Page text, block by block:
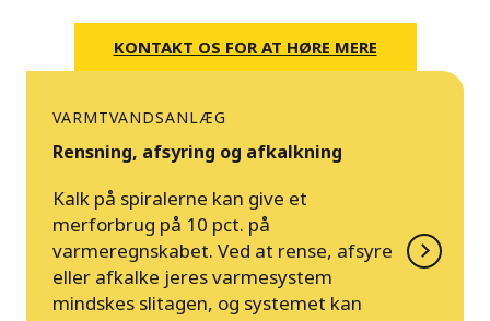
KONTAKT OS FOR AT HØRE MERE
VARMTVANDSANLÆG
Rensning, afsyring og afkalkning
Kalk på spiralerne kan give et
merforbrug på 10 pct. på
varmeregnskabet. Ved at rense, afsyre
eller afkalke jeres varmesystem
mindskes slitagen, og systemet kan